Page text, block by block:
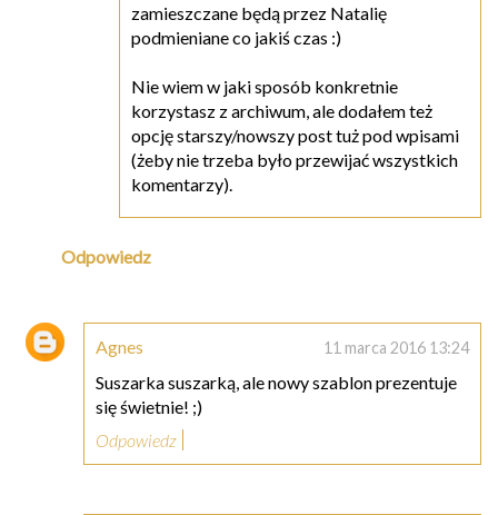
zamieszczane będą przez Natalię
podmieniane co jakiś czas :)
Nie wiem w jaki sposób konkretnie
korzystasz z archiwum, ale dodałem też
opcję starszy/nowszy post tuż pod wpisami
(żeby nie trzeba było przewijać wszystkich
komentarzy).
Odpowiedz
Agnes 11 marca 2016 13:24
Suszarka suszarką, ale nowy szablon prezentuje
się świetnie! ;)
Odpowiedz